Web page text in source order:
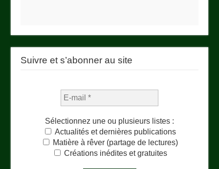
Suivre et s’abonner au site
Sélectionnez une ou plusieurs listes :
Actualités et dernières publications
Matière à rêver (partage de lectures)
Créations inédites et gratuites